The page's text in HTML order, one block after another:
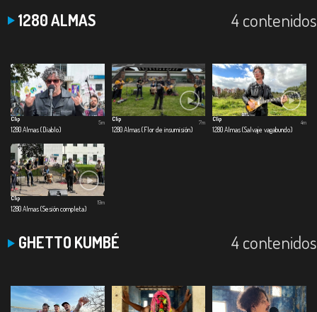
1280 ALMAS 4 contenidos
Clip
1280 Almas (Diablo)
5m
Clip
1280 Almas (Flor de insumisión)
7m
Clip
1280 Almas (Salvaje vagabundo)
4m
Clip
1280 Almas (Sesión completa)
19m
GHETTO KUMBÉ 4 contenidos